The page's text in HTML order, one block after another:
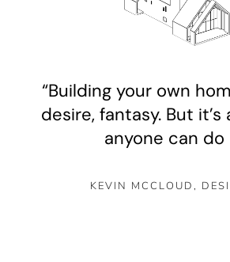
“Building your own
desire, fantasy. But
anyone can do
KEVIN MCCLOUD,